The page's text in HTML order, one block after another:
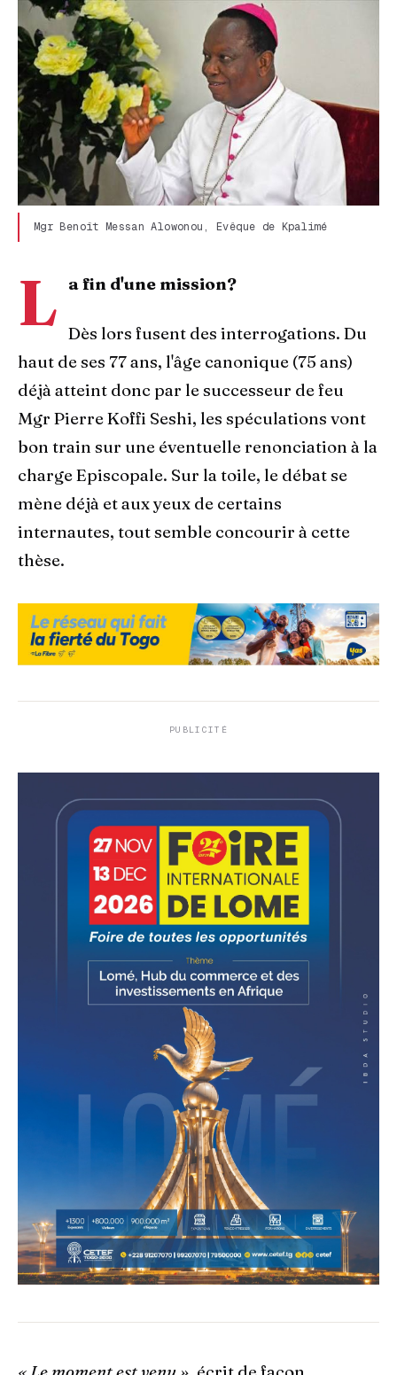
Mgr Benoît Messan Alowonou, Evêque de Kpalimé
L a fin d'une mission?
Dès lors fusent des interrogations. Du
haut de ses 77 ans, l'âge canonique (75 ans)
déjà atteint donc par le successeur de feu
Mgr Pierre Koffi Seshi, les spéculations vont
bon train sur une éventuelle renonciation à la
charge Episcopale. Sur la toile, le débat se
mène déjà et aux yeux de certains
internautes, tout semble concourir à cette
thèse.
PUBLICITÉ